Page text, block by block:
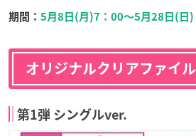
期間： 5月8日(月)7：00〜5月28日(日)
オリジナルクリアファイル
第1弾 シングルver.